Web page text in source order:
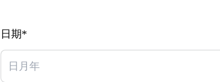
日期*